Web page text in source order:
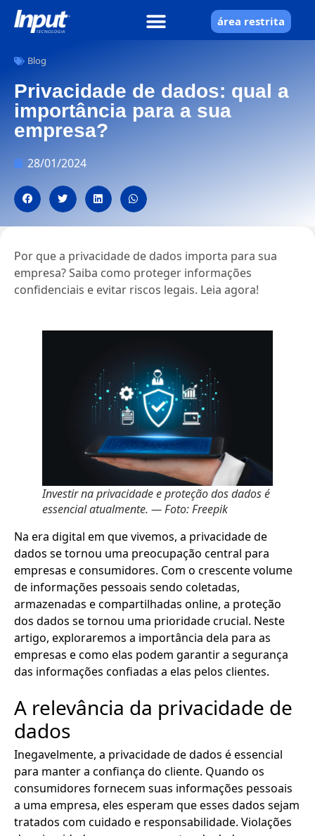
área restrita
Blog
Privacidade de dados: qual a
importância para a sua
empresa?
28/01/2024
Por que a privacidade de dados importa para sua
empresa? Saiba como proteger informações
confidenciais e evitar riscos legais. Leia agora!
Investir na privacidade e proteção dos dados é
essencial atualmente. — Foto: Freepik
Na era digital em que vivemos, a privacidade de
dados se tornou uma preocupação central para
empresas e consumidores. Com o crescente volume
de informações pessoais sendo coletadas,
armazenadas e compartilhadas online, a proteção
dos dados se tornou uma prioridade crucial. Neste
artigo, exploraremos a importância dela para as
empresas e como elas podem garantir a segurança
das informações confiadas a elas pelos clientes.
A relevância da privacidade de
dados
Inegavelmente, a privacidade de dados é essencial
para manter a confiança do cliente. Quando os
consumidores fornecem suas informações pessoais
a uma empresa, eles esperam que esses dados sejam
tratados com cuidado e responsabilidade. Violações